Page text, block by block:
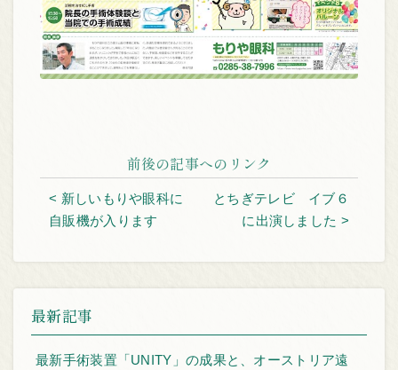
前後の記事へのリンク
< 新しいもりや眼科に
自販機が入ります
とちぎテレビ イブ６
に出演しました >
最新記事
最新手術装置「UNITY」の成果と、オーストリア遠